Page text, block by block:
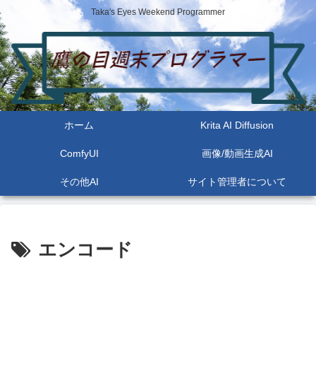
Taka's Eyes Weekend Programmer
ホーム Krita AI Diffusion
ComfyUI 画像/動画生成AI
その他AI サイト管理者について
エンコード